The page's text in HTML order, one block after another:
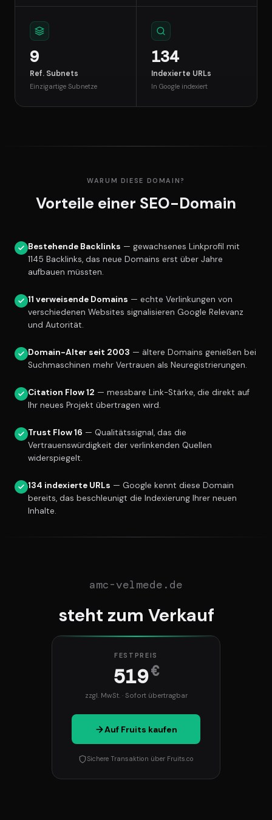
9
Ref. Subnets
Einzigartige Subnetze
134
Indexierte URLs
In Google indexiert
WARUM DIESE DOMAIN?
Vorteile einer SEO-Domain
Bestehende Backlinks — gewachsenes Linkprofil mit
1145 Backlinks, das neue Domains erst über Jahre
aufbauen müssten.
11 verweisende Domains — echte Verlinkungen von
verschiedenen Websites signalisieren Google Relevanz
und Autorität.
Domain-Alter seit 2003 — ältere Domains genießen bei
Suchmaschinen mehr Vertrauen als Neuregistrierungen.
Citation Flow 12 — messbare Link-Stärke, die direkt auf
Ihr neues Projekt übertragen wird.
Trust Flow 16 — Qualitätssignal, das die
Vertrauenswürdigkeit der verlinkenden Quellen
widerspiegelt.
134 indexierte URLs — Google kennt diese Domain
bereits, das beschleunigt die Indexierung Ihrer neuen
Inhalte.
amc-velmede.de
steht zum Verkauf
FESTPREIS
519€
zzgl. MwSt. · Sofort übertragbar
Auf Fruits kaufen
Sichere Transaktion über Fruits.co